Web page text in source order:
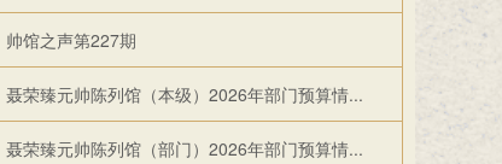
帅馆之声第227期
聂荣臻元帅陈列馆（本级）2026年部门预算情...
聂荣臻元帅陈列馆（部门）2026年部门预算情...